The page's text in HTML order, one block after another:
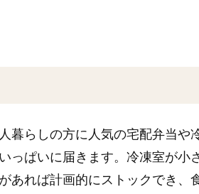
暮らしの方に人気の宅配弁当や
っぱいに届きます。冷凍室が小
あれば計画的にストックでき、